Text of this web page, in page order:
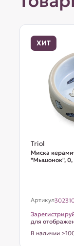
ХИТ
Triol
Миска
"Мышонок", 0,
Артикул
для
В наличии